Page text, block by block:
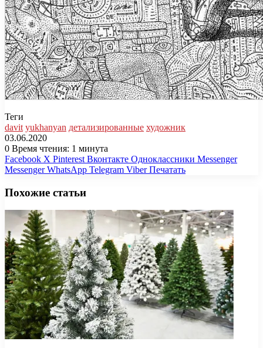
Теги
davit yukhanyan детализированные художник
03.06.2020
0 Время чтения: 1 минута
Facebook X Pinterest Вконтакте Одноклассники Messenger
Messenger WhatsApp Telegram Viber Печатать
Похожие статьи